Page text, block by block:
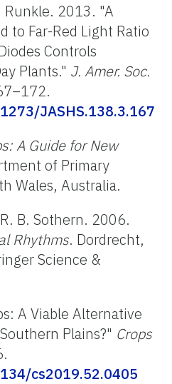
Runkle. 2013. "A
to Far-Red Light Ratio
Controls
Plants." J. Amer. Soc.
JASHS.138.3.167
A Guide for New
of Primary
Wales, Australia.
B. Sothern. 2006.
Rhythms. Dordrecht,
Science &
A Viable Alternative
Plains?" Crops
cs2019.52.0405